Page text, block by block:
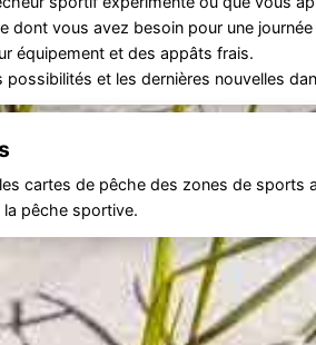
dont vous avez besoin pour une
équipement et des appâts frais.
possibilités et les dernières nouvelles
cartes de pêche des zones de
pêche sportive.